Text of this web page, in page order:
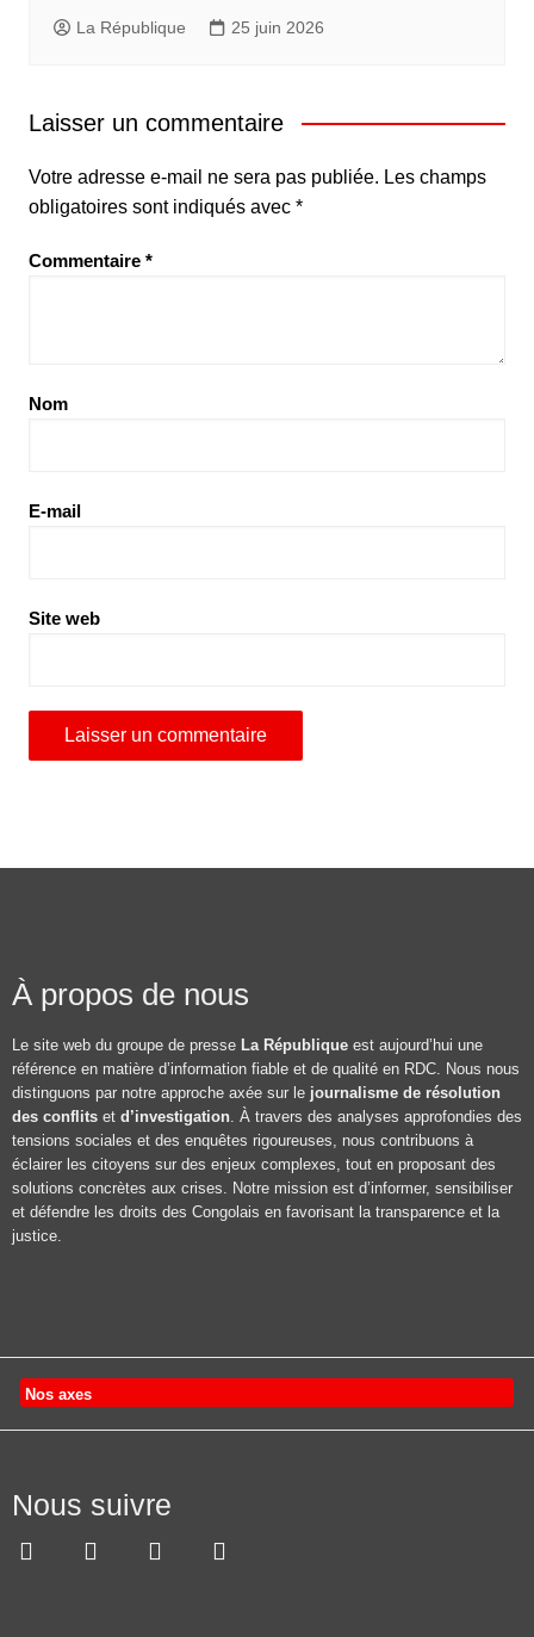
La République 25 juin 2026
Laisser un commentaire
Votre adresse e-mail ne sera pas publiée. Les champs
obligatoires sont indiqués avec *
Commentaire *
Nom
E-mail
Site web
À propos de nous
Le site web du groupe de presse La République est aujourd’hui une
référence en matière d’information fiable et de qualité en RDC. Nous nous
distinguons par notre approche axée sur le journalisme de résolution
des conflits et d’investigation. À travers des analyses approfondies des
tensions sociales et des enquêtes rigoureuses, nous contribuons à
éclairer les citoyens sur des enjeux complexes, tout en proposant des
solutions concrètes aux crises. Notre mission est d’informer, sensibiliser
et défendre les droits des Congolais en favorisant la transparence et la
justice.
Nos axes
Nous suivre